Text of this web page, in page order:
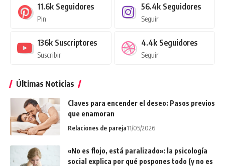
11.6k Seguidores
Pin
56.4k Seguidores
Seguir
136k Suscriptores
Suscribir
4.4k Seguidores
Seguir
Últimas Noticias
Claves para encender el deseo: Pasos previos
que enamoran
Relaciones de pareja11/05/2026
«No es flojo, está paralizado»: la psicología
social explica por qué pospones todo (y no es